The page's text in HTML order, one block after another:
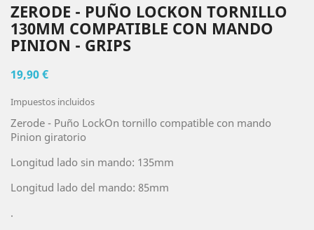
ZERODE - PUÑO LOCKON TORNILLO
130MM COMPATIBLE CON MANDO
PINION - GRIPS
19,90 €
Impuestos incluidos
Zerode - Puño LockOn tornillo compatible con mando
Pinion giratorio
Longitud lado sin mando: 135mm
Longitud lado del mando: 85mm
.